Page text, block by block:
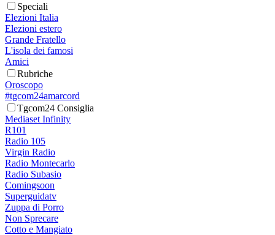
Speciali
Elezioni Italia
Elezioni estero
Grande Fratello
L'isola dei famosi
Amici
Rubriche
Oroscopo
#tgcom24amarcord
Tgcom24 Consiglia
Mediaset Infinity
R101
Radio 105
Virgin Radio
Radio Montecarlo
Radio Subasio
Comingsoon
Superguidatv
Zuppa di Porro
Non Sprecare
Cotto e Mangiato